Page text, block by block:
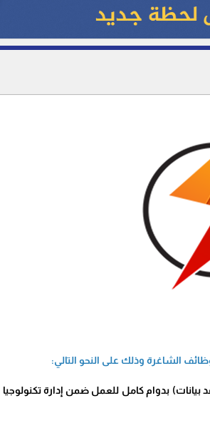
الشاغرة وذلك على النحو التالي:
بدوام كامل للعمل ضمن إدارة تكنولوجيا